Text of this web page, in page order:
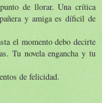
de llorar. Una crítica
y amiga es díficil de
el momento debo decirte
Tu novela engancha y tu
de felicidad.